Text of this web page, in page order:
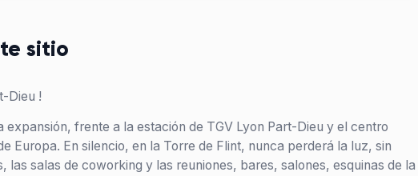
sitio
Dieu !
expansión, frente a la estación de TGV Lyon Part-Dieu y el centro
Europa. En silencio, en la Torre de Flint, nunca perderá la luz, sin
las salas de coworking y las reuniones, bares, salones, esquinas de la